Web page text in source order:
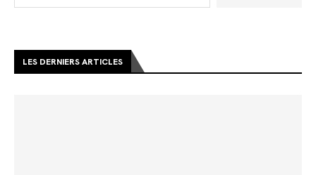
LES DERNIERS ARTICLES